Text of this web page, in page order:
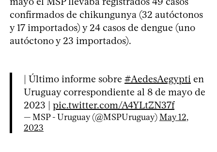
confirmados de chikungunya (32 autóctonos
y 17 importados) y 24 casos de dengue (uno
autóctono y 23 importados).
| Último informe sobre #AedesAegypti en
Uruguay correspondiente al 8 de mayo de
2023 | pic.twitter.com/A4YLtZN37f
— MSP - Uruguay (@MSPUruguay)May 12,
2023